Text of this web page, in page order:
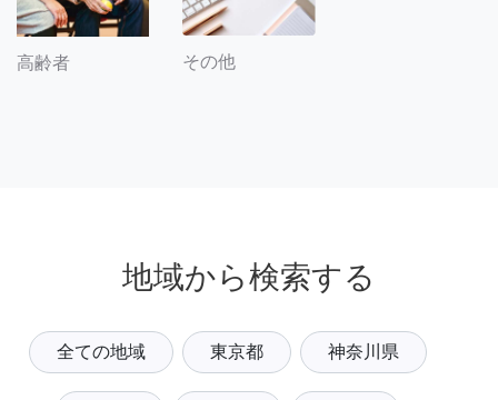
高齢者 その他
地域から検索する
全ての地域 東京都 神奈川県